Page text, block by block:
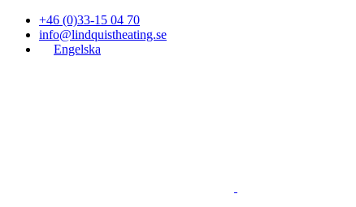
+46 (0)33-15 04 70
info@lindquistheating.se
Engelska